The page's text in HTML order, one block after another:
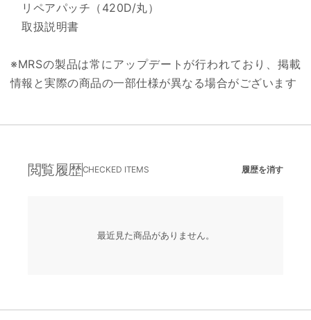
リペアパッチ（420D/丸）
取扱説明書
※MRSの製品は常にアップデートが行われており、掲載
情報と実際の商品の一部仕様が異なる場合がございます
閲覧履歴CHECKED ITEMS 履歴を消す
最近見た商品がありません。